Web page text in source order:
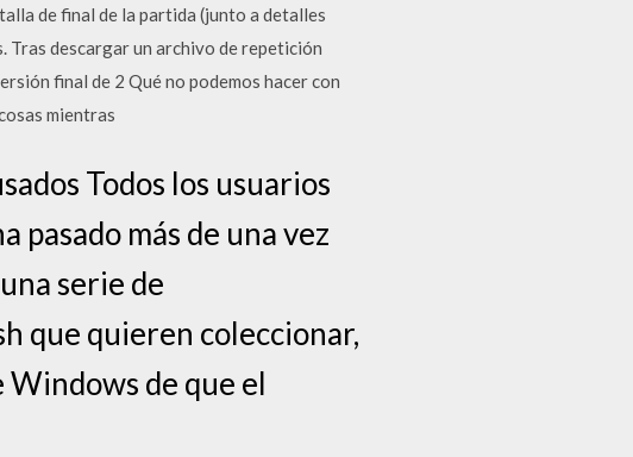
de final de la partida (junto a detalles
Tras descargar un archivo de repetición
final de 2 Qué no podemos hacer con
mientras
Todos los usuarios
pasado más de una vez
serie de
que quieren coleccionar,
de que el